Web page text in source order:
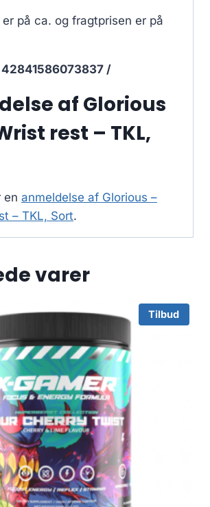
på ca. og fragtprisen er på
42841586073837 /
af Glorious
rest – TKL,
en anmeldelse af Glorious –
– TKL, Sort.
varer
Tilbud